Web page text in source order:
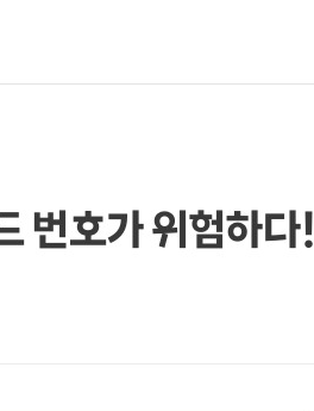
번호가 위험하다!